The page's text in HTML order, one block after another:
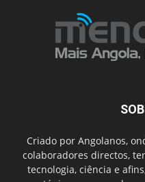
Criado por Angolanos,
colaboradores directos,
tecnologia, ciência e